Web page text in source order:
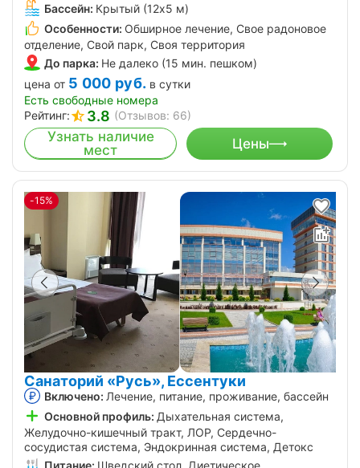
Бассейн: Крытый (12х5 м)
Особенности: Обширное лечение, Свое радоновое
отделение, Свой парк, Своя территория
До парка: Не далеко (15 мин. пешком)
цена от 5 000 руб. в сутки
Есть свободные номера
Рейтинг:
3.8 (Отзывов: 66)
Узнать наличие
мест
Цены
-15%
Санаторий «Русь», Ессентуки
Включено: Лечение, питание, проживание, бассейн
Основной профиль: Дыхательная система,
Желудочно-кишечный тракт, ЛОР, Сердечно-
сосудистая система, Эндокринная система, Детокс